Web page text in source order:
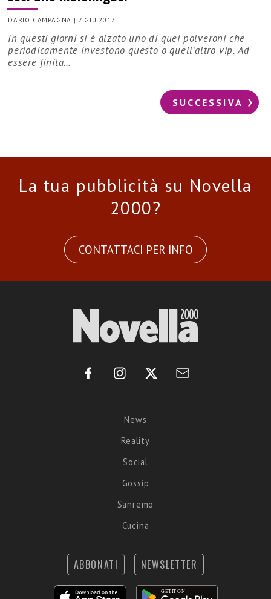
DARIO CAMPAGNA | 7 GIU 2017
In questi giorni si è alzato uno di quei polveroni che
periodicamente investono questo o quell’altro vip. Ad
essere finita…
SUCCESSIVA
La tua pubblicità su Novella
2000?
CONTATTACI PER INFO
News
Reality
Social
Gossip
Sanremo
Cucina
ABBONATI NEWSLETTER